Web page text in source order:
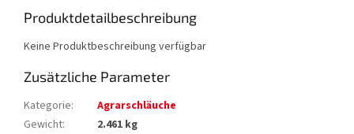
Produktdetailbeschreibung
Keine Produktbeschreibung verfügbar
Zusätzliche Parameter
Kategorie:
Agrarschläuche
Gewicht:
2.461 kg